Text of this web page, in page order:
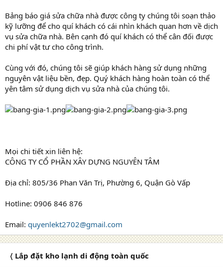
Bảng báo giá sửa chữa nhà được công ty chúng tôi soạn thảo
kỹ lưỡng để cho quí khách có cái nhìn khách quan hơn về dịch
vụ sửa chữa nhà. Bên cạnh đó quí khách có thể cân đối được
chi phí vật tư cho công trình.
Cùng với đó, chúng tôi sẽ giúp khách hàng sử dụng những
nguyên vật liệu bền, đẹp. Quý khách hàng hoàn toàn có thể
yên tâm sử dụng dịch vụ sửa nhà của chúng tôi.
Mọi chi tiết xin liên hệ:
CÔNG TY CỔ PHẦN XÂY DỰNG NGUYÊN TÂM
Địa chỉ: 805/36 Phan Văn Trị, Phường 6, Quận Gò Vấp
Hotline: 0906 846 876
Email: quyenlekt2702@gmail.com
〈 Lắp đặt kho lạnh di động toàn quốc